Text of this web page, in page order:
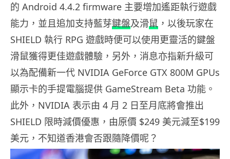
的 Android 4.4.2 firmware 主要增加遙距執行遊戲
能力，並且追加支持藍芽鍵盤及滑鼠 ，以後玩家在
SHIELD 執行 RPG 遊戲時便可以使用更靈活的鍵盤
滑鼠獲得更佳遊戲體驗，另外，消息亦指新升級可
以為配備新一代 NVIDIA GeForce GTX 800M GPUs
顯示卡的手提電腦提供 GameStream Beta 功能。
此外，NVIDIA 表示由 4 月 2 日至月底將會推出
SHIELD 限時減價優惠，由原價 $249 美元減至$199
美元，不知道香港會否跟隨降價呢？